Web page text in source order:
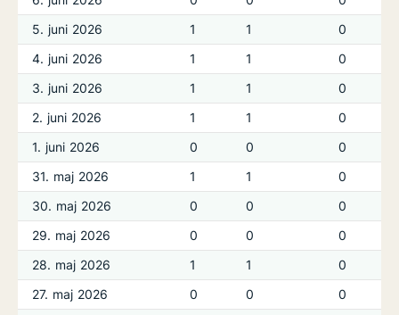
5. juni 2026
1 1
0
4. juni 2026
1 1
0
3. juni 2026
1 1
0
2. juni 2026
1 1
0
1. juni 2026
0 0
0
31. maj 2026
1 1
0
30. maj 2026
0 0
0
29. maj 2026
0 0
0
28. maj 2026
1 1
0
27. maj 2026
0 0
0